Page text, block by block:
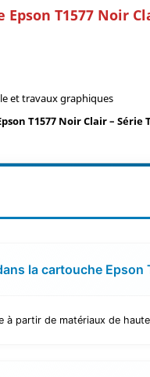
T1577 Noir
et travaux graphiques
T1577 Noir Clair – Série
la cartouche Epson
à partir de matériaux de